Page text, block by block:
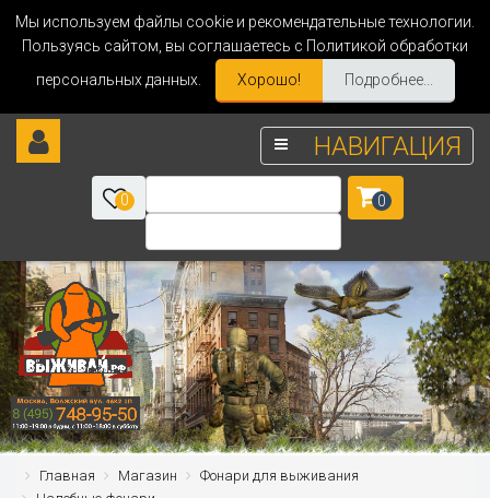
Мы используем файлы cookie и рекомендательные технологии.
Пользуясь сайтом, вы соглашаетесь с Политикой обработки
персональных данных.
Хорошо! Подробнее...
НАВИГАЦИЯ
0 0
Главная Магазин
Фонари для выживания